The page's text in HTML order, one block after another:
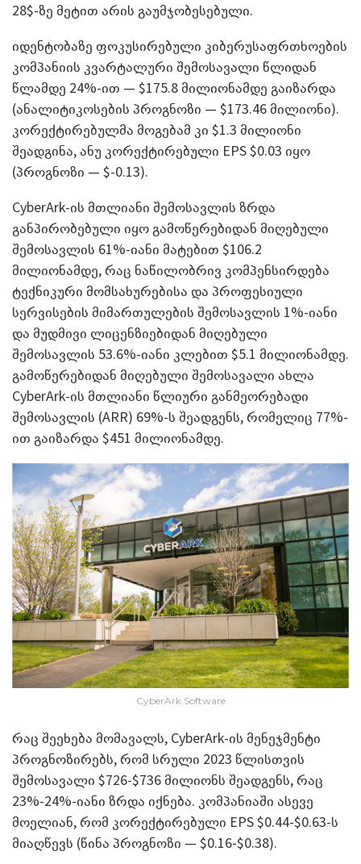
28$-ზე მეტით არის გაუმჯობესებული.
იდენტობაზე ფოკუსირებული კიბერუსაფრთხოების
კომპანიის კვარტალური შემოსავალი წლიდან
წლამდე 24%-ით — $175.8 მილიონამდე გაიზარდა
(ანალიტიკოსების პროგნოზი — $173.46 მილიონი).
კორექტირებულმა მოგებამ კი $1.3 მილიონი
შეადგინა, ანუ კორექტირებული EPS $0.03 იყო
(პროგნოზი — $-0.13).
CyberArk-ის მთლიანი შემოსავლის ზრდა
განპირობებული იყო გამოწერებიდან მიღებული
შემოსავლის 61%-იანი მატებით $106.2
მილიონამდე, რაც ნაწილობრივ კომპენსირდება
ტექნიკური მომსახურებისა და პროფესიული
სერვისების მიმართულების შემოსავლის 1%-იანი
და მუდმივი ლიცენზიებიდან მიღებული
შემოსავლის 53.6%-იანი კლებით $5.1 მილიონამდე.
გამოწერებიდან მიღებული შემოსავალი ახლა
CyberArk-ის მთლიანი წლიური განმეორებადი
შემოსავლის (ARR) 69%-ს შეადგენს, რომელიც 77%-
ით გაიზარდა $451 მილიონამდე.
CyberArk Software
რაც შეეხება მომავალს, CyberArk-ის მენეჯმენტი
პროგნოზირებს, რომ სრული 2023 წლისთვის
შემოსავალი $726-$736 მილიონს შეადგენს, რაც
23%-24%-იანი ზრდა იქნება. კომპანიაში ასევე
მოელიან, რომ კორექტირებული EPS $0.44-$0.63-ს
მიაღწევს (წინა პროგნოზი — $0.16-$0.38).